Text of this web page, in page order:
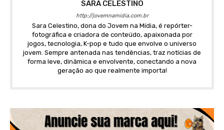
SARA CELESTINO
http://jovemnamidia.com.br
Sara Celestino, dona do Jovem na Mídia, é repórter-
fotográfica e criadora de conteúdo, apaixonada por
jogos, tecnologia, K-pop e tudo que envolve o universo
jovem. Sempre antenada nas tendências, traz notícias de
forma leve, dinâmica e envolvente, conectando a nova
geração ao que realmente importa!